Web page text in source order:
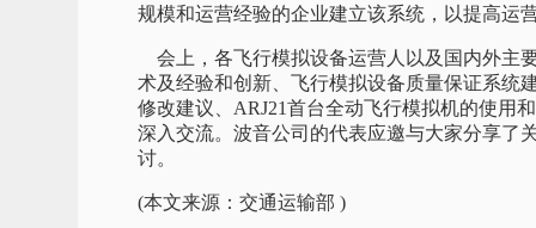
规模和运营经验的企业建立该系统，以提高运
会上，各飞行模拟设备运营人以及国内外主
术及经验和创新、飞行模拟设备质量保证系统
修改建议、ARJ21首台全动飞行模拟机的使用
深入交流。波音公司的代表应邀与大家分享了
讨。
(本文来源：交通运输部 )